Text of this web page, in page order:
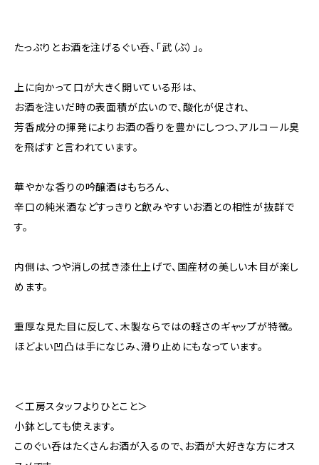
たっぷりとお酒を注げるぐい呑、「武（ぶ）」。
上に向かって口が大きく開いている形は、
お酒を注いだ時の表面積が広いので、酸化が促され、
芳香成分の揮発によりお酒の香りを豊かにしつつ、アルコール臭
を飛ばすと言われています。
華やかな香りの吟醸酒はもちろん、
辛口の純米酒などすっきりと飲みやすいお酒との相性が抜群で
す。
内側は、つや消しの拭き漆仕上げで、国産材の美しい木目が楽し
めます。
重厚な見た目に反して、木製ならではの軽さのギャップが特徴。
ほどよい凹凸は手になじみ、滑り止めにもなっています。
＜工房スタッフよりひとこと＞
小鉢としても使えます。
このぐい呑はたくさんお酒が入るので、お酒が大好きな方にオス